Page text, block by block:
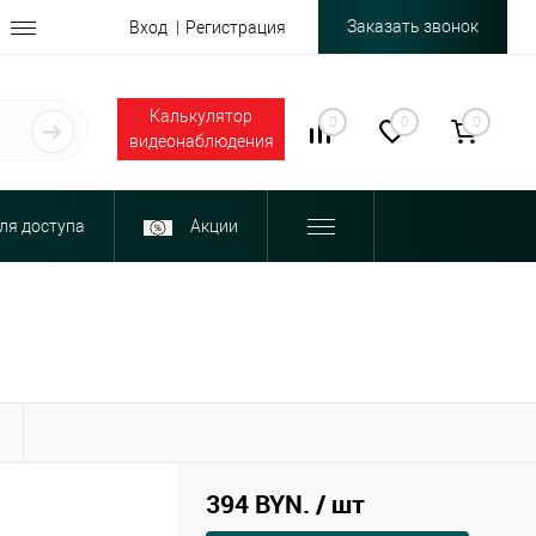
Вход Регистрация Заказать звонок
Калькулятор
видеонаблюдения
0 0 0
доступа Акции
394 BYN. / шт